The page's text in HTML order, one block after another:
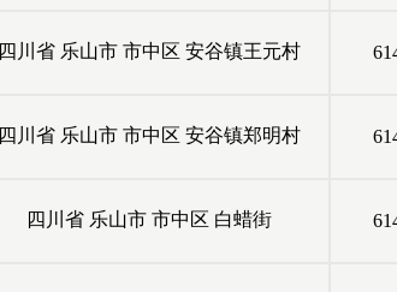
四川省 乐山市 市中区 安谷镇王元村
四川省 乐山市 市中区 安谷镇郑明村
四川省 乐山市 市中区 白蜡街